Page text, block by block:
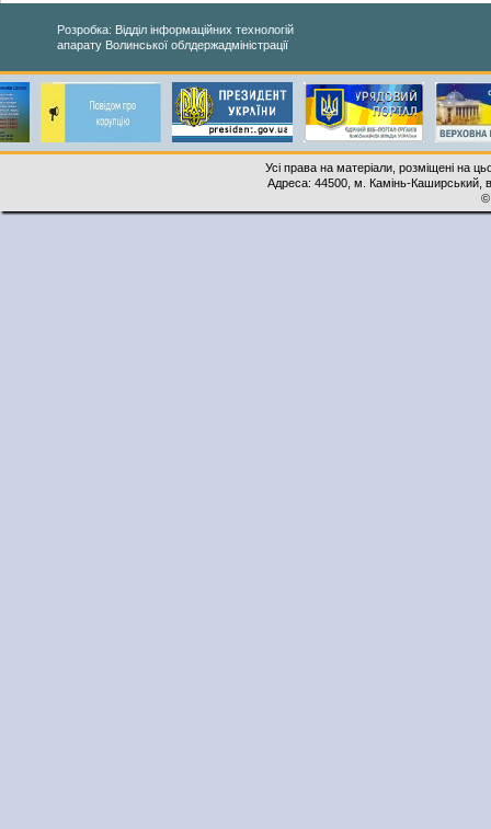
Розробка: Відділ інформаційних технологій
апарату Волинської облдержадміністрації
Усі права на матеріали, розміщені на
Адреса: 44500, м. Камінь-Каширський,
©